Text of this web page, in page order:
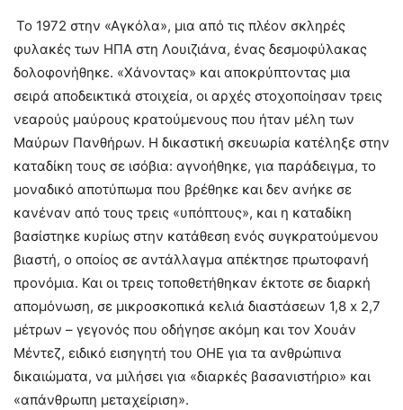
Το 1972 στην «Αγκόλα», μια από τις πλέον σκληρές
φυλακές των ΗΠΑ στη Λουιζιάνα, ένας δεσμοφύλακας
δολοφονήθηκε. «Χάνοντας» και αποκρύπτοντας μια
σειρά αποδεικτικά στοιχεία, οι αρχές στοχοποίησαν τρεις
νεαρούς μαύρους κρατούμενους που ήταν μέλη των
Μαύρων Πανθήρων. Η δικαστική σκευωρία κατέληξε στην
καταδίκη τους σε ισόβια: αγνοήθηκε, για παράδειγμα, το
μοναδικό αποτύπωμα που βρέθηκε και δεν ανήκε σε
κανέναν από τους τρεις «υπόπτους», και η καταδίκη
βασίστηκε κυρίως στην κατάθεση ενός συγκρατούμενου
βιαστή, ο οποίος σε αντάλλαγμα απέκτησε πρωτοφανή
προνόμια. Και οι τρεις τοποθετήθηκαν έκτοτε σε διαρκή
απομόνωση, σε μικροσκοπικά κελιά διαστάσεων 1,8 x 2,7
μέτρων – γεγονός που οδήγησε ακόμη και τον Χουάν
Μέντεζ, ειδικό εισηγητή του ΟΗΕ για τα ανθρώπινα
δικαιώματα, να μιλήσει για «διαρκές βασανιστήριο» και
«απάνθρωπη μεταχείριση».